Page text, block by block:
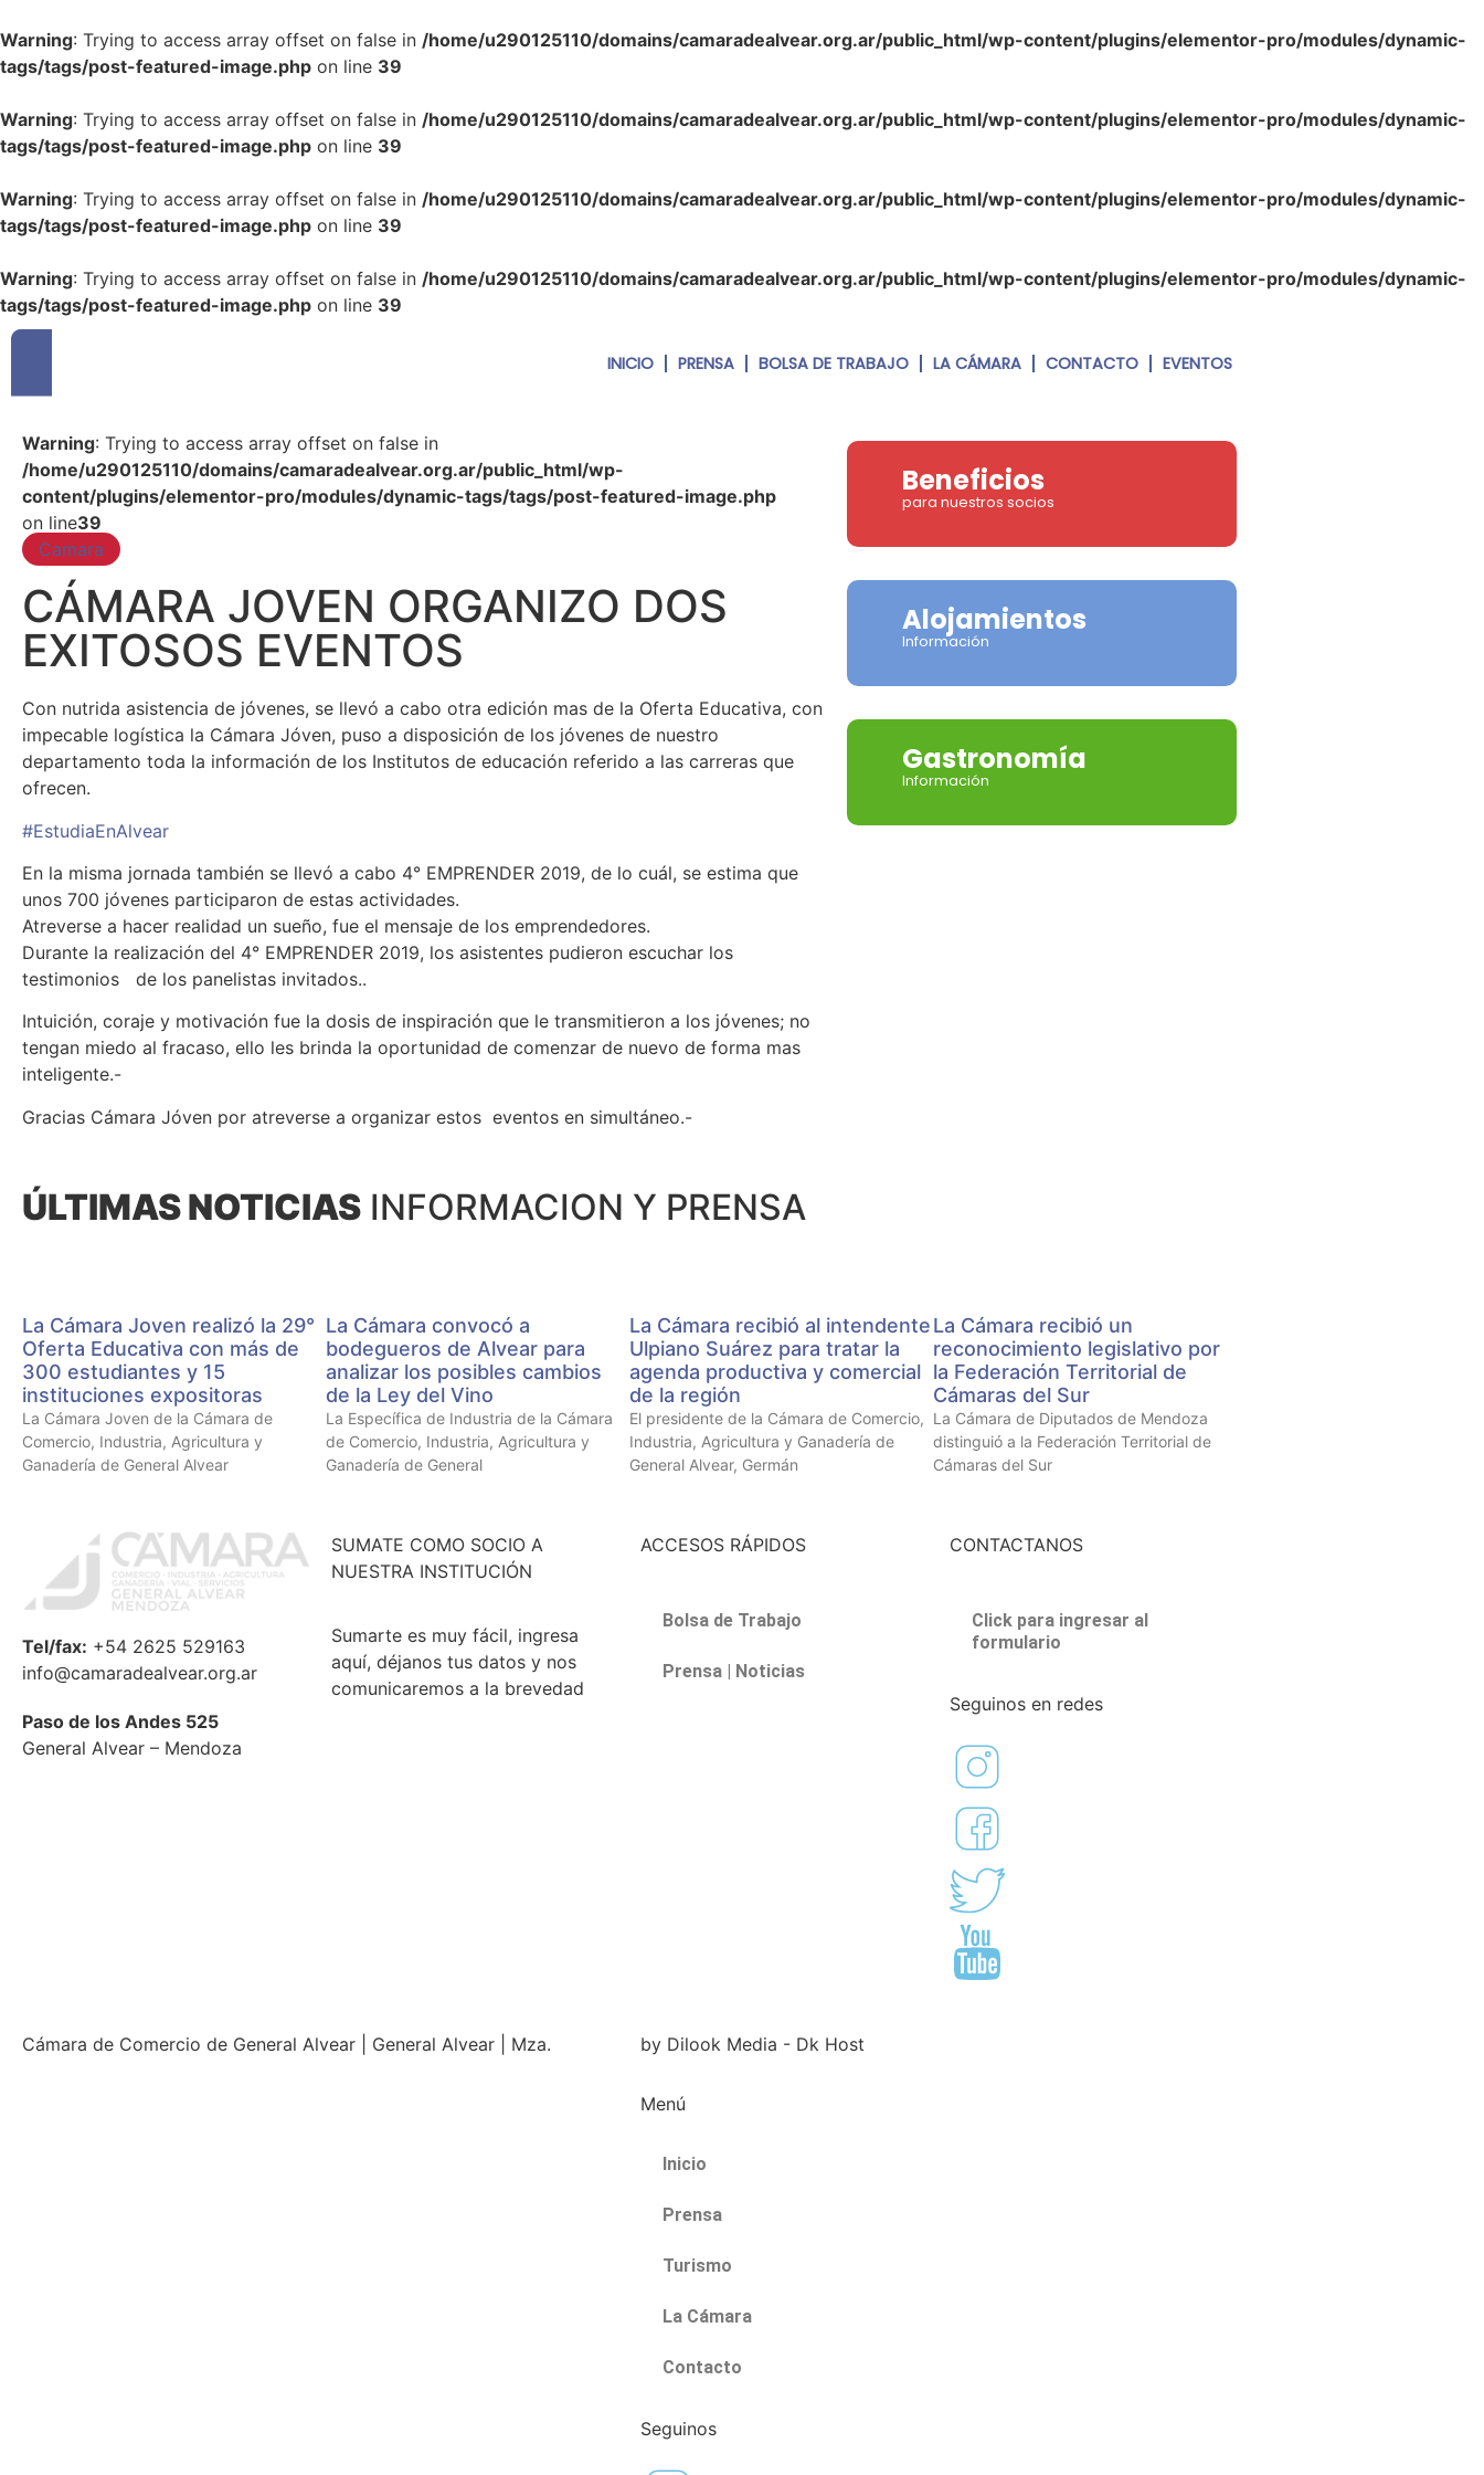
Warning: Trying to access array offset on false in /home/u290125110/domains/camaradealvear.org.ar/public_html/wp-content/plugins/elementor-pro/modules/dynamic-
tags/tags/post-featured-image.php on line 39
Warning: Trying to access array offset on false in /home/u290125110/domains/camaradealvear.org.ar/public_html/wp-content/plugins/elementor-pro/modules/dynamic-
tags/tags/post-featured-image.php on line 39
Warning: Trying to access array offset on false in /home/u290125110/domains/camaradealvear.org.ar/public_html/wp-content/plugins/elementor-pro/modules/dynamic-
tags/tags/post-featured-image.php on line 39
Warning: Trying to access array offset on false in /home/u290125110/domains/camaradealvear.org.ar/public_html/wp-content/plugins/elementor-pro/modules/dynamic-
tags/tags/post-featured-image.php on line 39
INICIO PRENSA BOLSA DE TRABAJO LA CÁMARA CONTACTO EVENTOS
Warning: Trying to access array offset on false in
/home/u290125110/domains/camaradealvear.org.ar/public_html/wp-
content/plugins/elementor-pro/modules/dynamic-tags/tags/post-featured-image.php
on line39
Camara
CÁMARA JOVEN ORGANIZO DOS
EXITOSOS EVENTOS
Con nutrida asistencia de jóvenes, se llevó a cabo otra edición mas de la Oferta Educativa, con
impecable logística la Cámara Jóven, puso a disposición de los jóvenes de nuestro
departamento toda la información de los Institutos de educación referido a las carreras que
ofrecen.
#EstudiaEnAlvear
En la misma jornada también se llevó a cabo 4° EMPRENDER 2019, de lo cuál, se estima que
unos 700 jóvenes participaron de estas actividades.
Atreverse a hacer realidad un sueño, fue el mensaje de los emprendedores.
Durante la realización del 4° EMPRENDER 2019, los asistentes pudieron escuchar los
testimonios de los panelistas invitados..
Intuición, coraje y motivación fue la dosis de inspiración que le transmitieron a los jóvenes; no
tengan miedo al fracaso, ello les brinda la oportunidad de comenzar de nuevo de forma mas
inteligente.-
Gracias Cámara Jóven por atreverse a organizar estos eventos en simultáneo.-
Beneficios
para nuestros socios
Alojamientos
Información
Gastronomía
Información
ÚLTIMAS NOTICIAS INFORMACION Y PRENSA
La Cámara Joven realizó la 29°
Oferta Educativa con más de
300 estudiantes y 15
instituciones expositoras
La Cámara Joven de la Cámara de
Comercio, Industria, Agricultura y
Ganadería de General Alvear
La Cámara convocó a
bodegueros de Alvear para
analizar los posibles cambios
de la Ley del Vino
La Específica de Industria de la Cámara
de Comercio, Industria, Agricultura y
Ganadería de General
La Cámara recibió al intendente
Ulpiano Suárez para tratar la
agenda productiva y comercial
de la región
El presidente de la Cámara de Comercio,
Industria, Agricultura y Ganadería de
General Alvear, Germán
La Cámara recibió un
reconocimiento legislativo por
la Federación Territorial de
Cámaras del Sur
La Cámara de Diputados de Mendoza
distinguió a la Federación Territorial de
Cámaras del Sur
Tel/fax: +54 2625 529163
info@camaradealvear.org.ar
Paso de los Andes 525
General Alvear – Mendoza
SUMATE COMO SOCIO A
NUESTRA INSTITUCIÓN
Sumarte es muy fácil, ingresa
aquí, déjanos tus datos y nos
comunicaremos a la brevedad
ACCESOS RÁPIDOS
Bolsa de Trabajo
Prensa | Noticias
CONTACTANOS
Click para ingresar al
formulario
Seguinos en redes
Cámara de Comercio de General Alvear | General Alvear | Mza. by Dilook Media - Dk Host
Menú
Inicio
Prensa
Turismo
La Cámara
Contacto
Seguinos